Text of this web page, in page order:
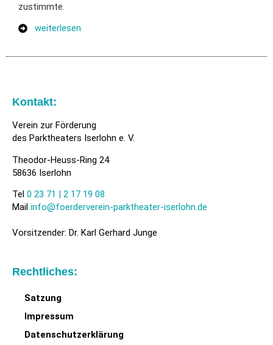
zustimmte.
weiterlesen
Kontakt:
Verein zur Förderung
des Parktheaters Iserlohn e. V.
Theodor-Heuss-Ring 24
58636 Iserlohn
Tel 0 23 71 | 2 17 19 08
Mail info@foerderverein-parktheater-iserlohn.de
Vorsitzender: Dr. Karl Gerhard Junge
Rechtliches:
Satzung
Impressum
Datenschutzerklärung